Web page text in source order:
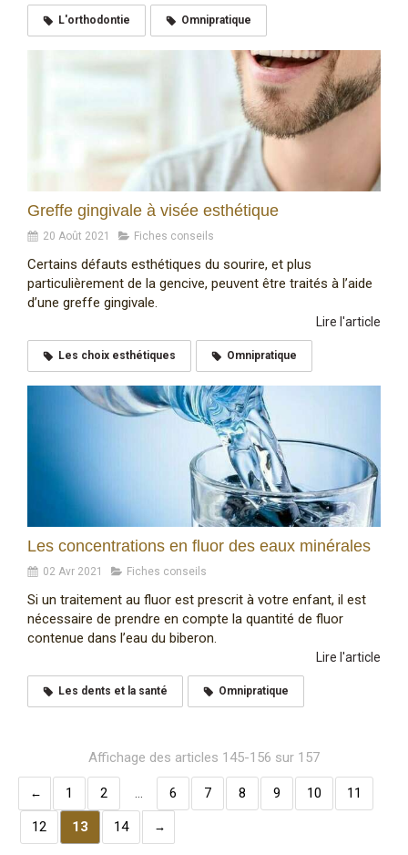
L'orthodontie Omnipratique
Greffe gingivale à visée esthétique
20 Août 2021 Fiches conseils
Certains défauts esthétiques du sourire, et plus
particulièrement de la gencive, peuvent être traités à l’aide
d’une greffe gingivale.
Lire l'article
Les choix esthétiques Omnipratique
Les concentrations en fluor des eaux minérales
02 Avr 2021 Fiches conseils
Si un traitement au fluor est prescrit à votre enfant, il est
nécessaire de prendre en compte la quantité de fluor
contenue dans l’eau du biberon.
Lire l'article
Les dents et la santé Omnipratique
Affichage des articles 145-156 sur 157
1 2 … 6 7 8 9 10 11
12 13 14